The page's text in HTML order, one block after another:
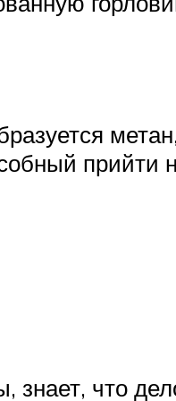
прийти
знает, что